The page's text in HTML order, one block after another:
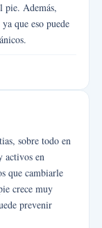
pie. Además,
que eso puede
sobre todo en
activos en
que cambiarle
crece muy
prevenir